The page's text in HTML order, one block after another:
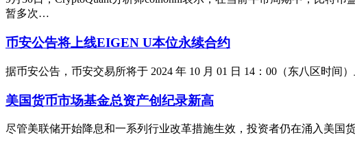
暂多次…
币安公告将上线EIGEN U本位永续合约
据币安公告，币安交易所将于 2024 年 10 月 01 日 14：00（东八区时
美国货币市场基金总资产创纪录新高
尽管美联储开始降息和一系列行业改革措施生效，投资者仍在涌入美国